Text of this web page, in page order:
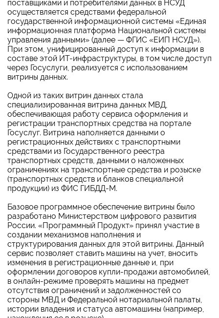
поставщиками и потребителями данных в НСУД
осуществляется средствами федеральной
государственной информационной системы «Единая
информационная платформа Национальной системы
управления данными» (далее — ФГИС «ЕИП НСУД»).
При этом, унифицированный доступ к информации в
составе этой ИТ-инфраструктуры, в том числе доступ
через Госуслуги, реализуется с использованием
витрины данных.
Одной из таких витрин данных стала
специализированная витрина данных МВД,
обеспечивающая работу сервиса оформления и
регистрации транспортных средства на портале
Госуслуг. Витрина наполняется данными о
регистрационных действиях с транспортными
средствами из Государственного реестра
транспортных средств, данными о наложенных
ограничениях на транспортные средства и розыске
(транспортных средств и бланков специальной
продукции) из ФИС ГИБДД-М.
Базовое программное обеспечение витрины было
разработано Министерством цифрового развития
России. «Программный Продукт» принял участие в
создании механизмов наполнения и
структурирования данных для этой витрины. Данный
сервис позволяет ставить машины на учет, вносить
изменения в регистрационные данные и, при
оформлении договоров купли-продажи автомобилей,
в онлайн-режиме проверять машины на предмет
отсутствия ограничений и задолженностей со
стороны МВД и Федеральной нотариальной палаты,
истории владения и статуса автомашины (например,